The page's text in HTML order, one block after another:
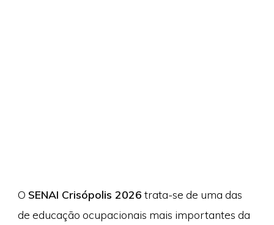
O SENAI Crisópolis 2026 trata-se de uma das
de educação ocupacionais mais importantes da